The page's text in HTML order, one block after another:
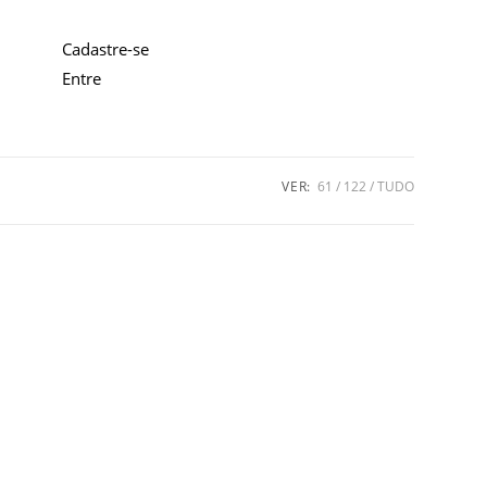
Cadastre-se
Entre
VER: 61 122 TUDO